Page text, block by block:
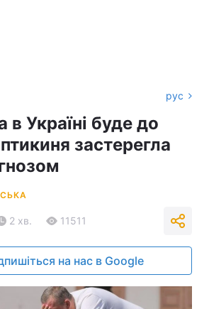
рус
в Україні буде до
застерегла
2 хв. 11511
на нас в Google